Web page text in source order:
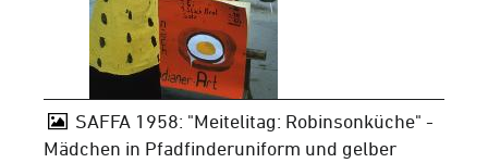
SAFFA 1958: "Meitelitag: Robinsonküche" -
Mädchen in Pfadfinderuniform und gelber